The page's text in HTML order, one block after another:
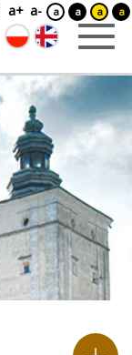
a+ a- a a a a